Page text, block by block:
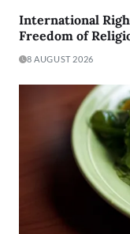
International
Freedom of
8 AUGUST 2026